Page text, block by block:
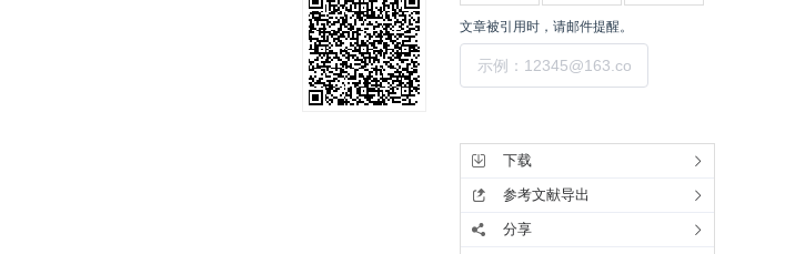
文章被引用时，请邮件提醒。
下载
参考文献导出
分享